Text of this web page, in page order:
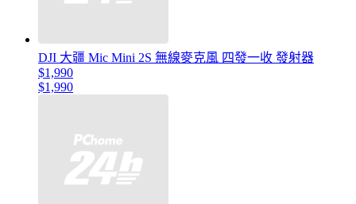
DJI 大疆 Mic Mini 2S 無線麥克風 四發一收 發射器
$1,990
$1,990